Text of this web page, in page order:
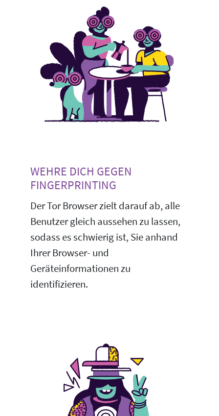
WEHRE DICH GEGEN
FINGERPRINTING
Der Tor Browser zielt darauf ab, alle
Benutzer gleich aussehen zu lassen,
sodass es schwierig ist, Sie anhand
Ihrer Browser- und
Geräteinformationen zu
identifizieren.